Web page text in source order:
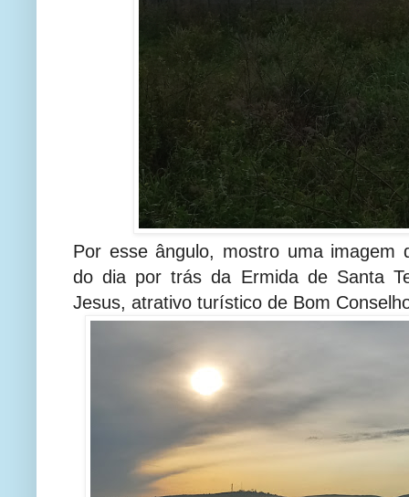
Por esse ângulo, mostro uma imagem
do dia por trás da Ermida de Santa
Jesus, atrativo turístico de Bom